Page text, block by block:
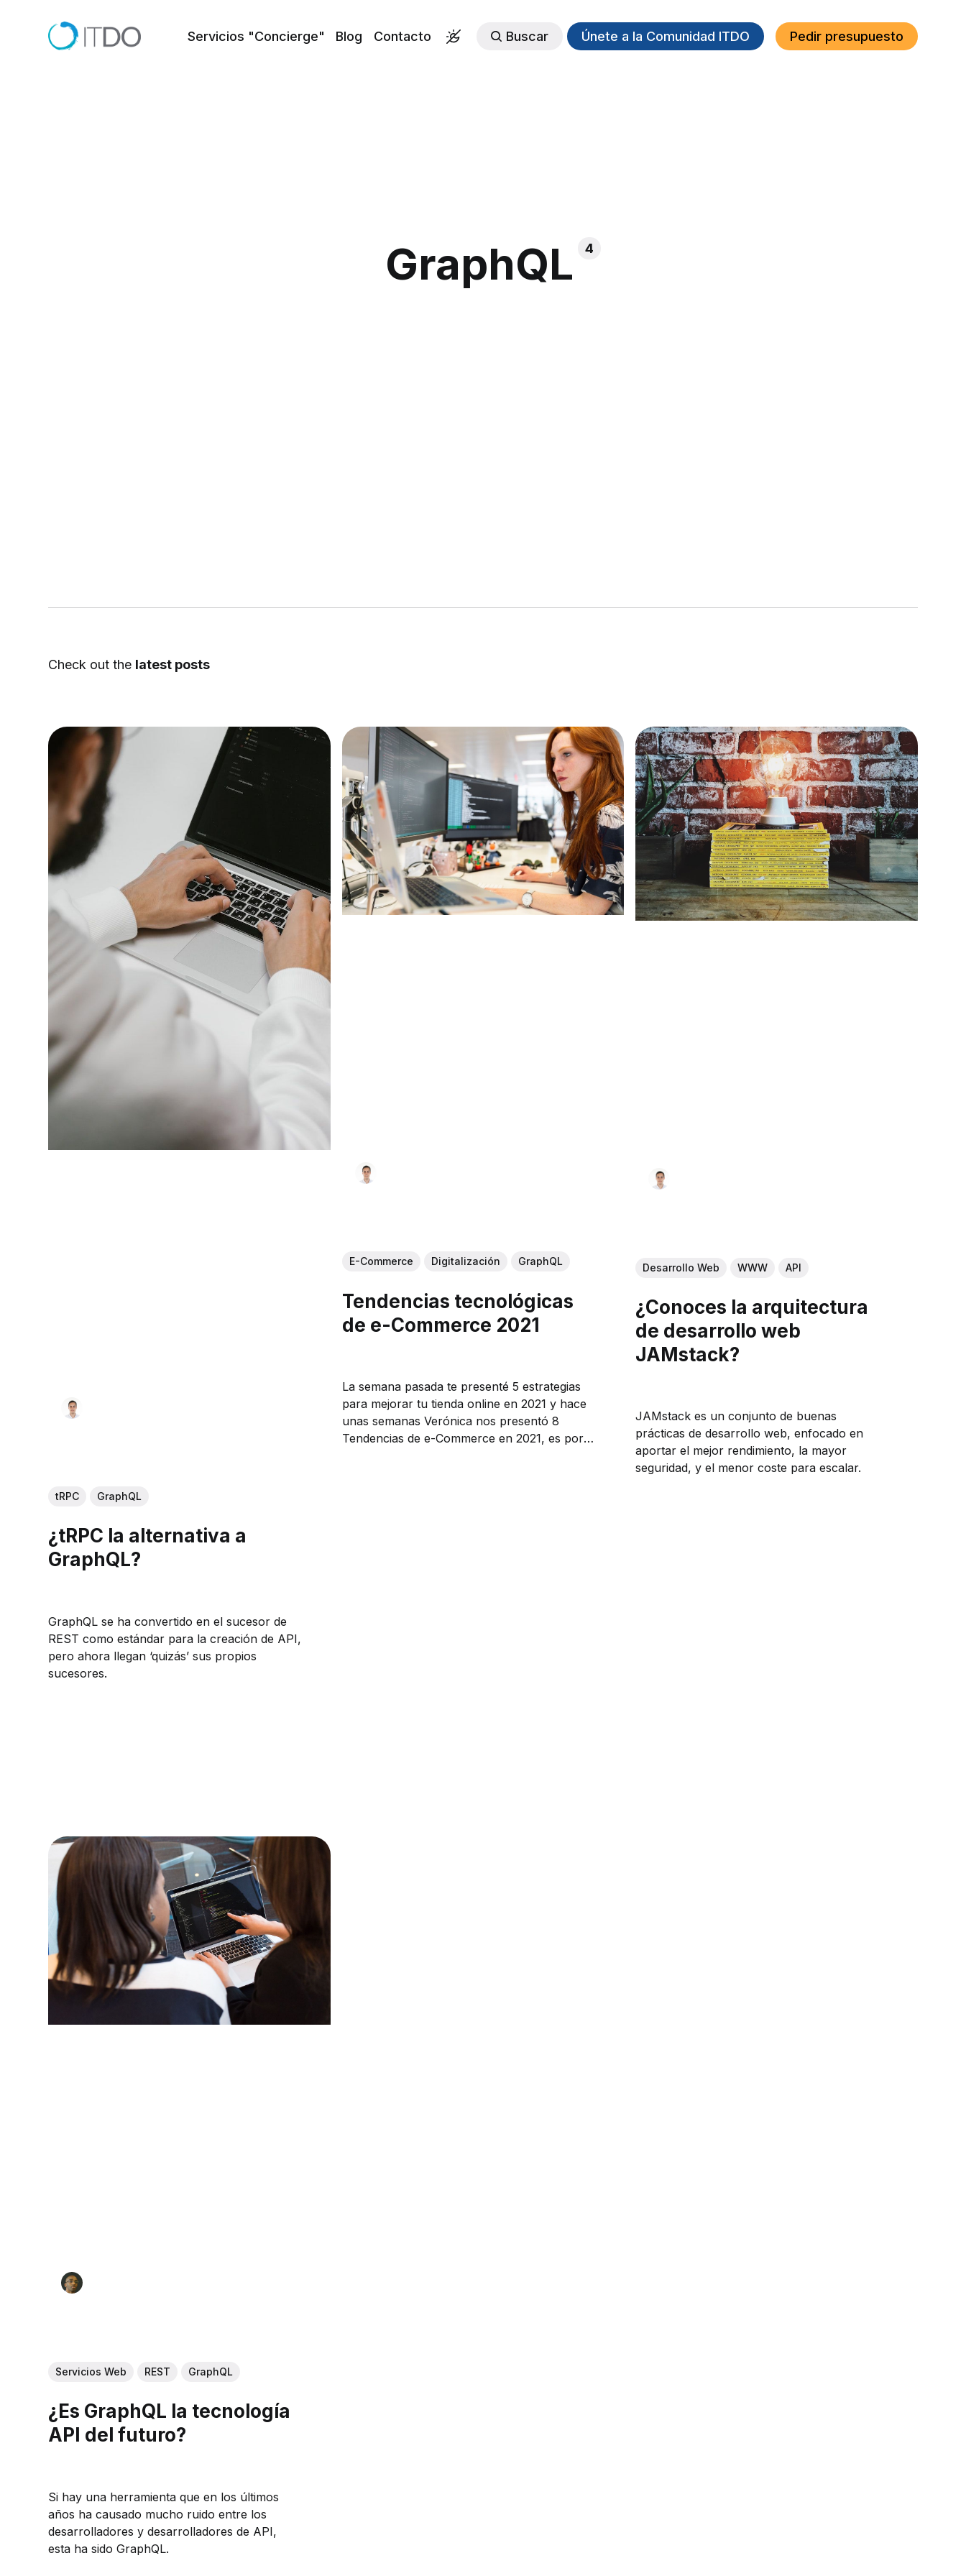
Servicios "Concierge" Blog Contacto Buscar Únete a la Comunidad ITDO Pedir presupuesto
GraphQL 4
Check out the latest posts
tRPC GraphQL
¿tRPC la alternativa a
GraphQL?
GraphQL se ha convertido en el sucesor de
REST como estándar para la creación de API,
pero ahora llegan ‘quizás’ sus propios
sucesores.
E-Commerce Digitalización GraphQL
Tendencias tecnológicas
de e-Commerce 2021
La semana pasada te presenté 5 estrategias
para mejorar tu tienda online en 2021 y hace
unas semanas Verónica nos presentó 8
Tendencias de e-Commerce en 2021, es por
Desarrollo Web WWW API
¿Conoces la arquitectura
de desarrollo web
JAMstack?
JAMstack es un conjunto de buenas
prácticas de desarrollo web, enfocado en
aportar el mejor rendimiento, la mayor
seguridad, y el menor coste para escalar.
Servicios Web REST GraphQL
¿Es GraphQL la tecnología
API del futuro?
Si hay una herramienta que en los últimos
años ha causado mucho ruido entre los
desarrolladores y desarrolladores de API,
esta ha sido GraphQL.